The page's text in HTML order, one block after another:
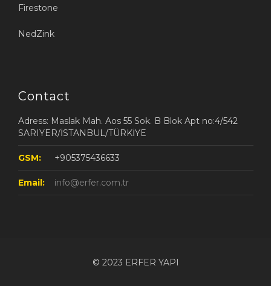
Firestone
NedZink
Contact
Adress: Maslak Mah. Aos 55 Sok. B Blok Apt no:4/542
SARIYER/İSTANBUL/TÜRKİYE
GSM: +905375436633
Email: info@erfer.com.tr
© 2023 ERFER YAPI